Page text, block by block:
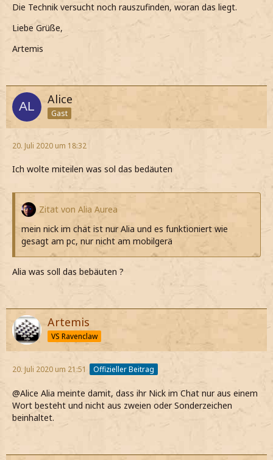
Die Technik versucht noch rauszufinden, woran das liegt.
Liebe Grüße,
Artemis
Alice
Gast
20. Juli 2020 um 18:32
Ich wolte miteilen was sol das bedäuten
Zitat von Alia Aurea
mein nick im chat ist nur Alia und es funktioniert wie
gesagt am pc, nur nicht am mobilgerä
Alia was soll das bebäuten ?
Artemis
VS Ravenclaw
20. Juli 2020 um 21:51 Offizieller Beitrag
@Alice Alia meinte damit, dass ihr Nick im Chat nur aus einem
Wort besteht und nicht aus zweien oder Sonderzeichen
beinhaltet.